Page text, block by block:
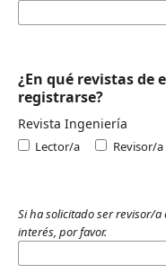
¿En qué revistas de
registrarse?
Revista Ingeniería
Lector/a Revisor/
Si ha solicitado ser revisor/
interés, por favor.